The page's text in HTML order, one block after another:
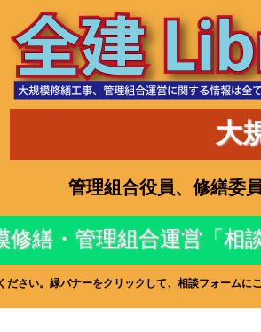
大
管理組合役員、修繕委
修繕・管理組合運営「相
ださい。緑バナーをクリックして、相談フォームに